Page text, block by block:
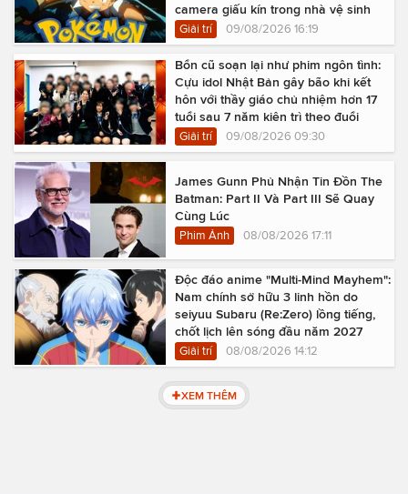
camera giấu kín trong nhà vệ sinh
Giải trí 09/08/2026 16:19
Bổn cũ soạn lại như phim ngôn tình:
Cựu idol Nhật Bản gây bão khi kết
hôn với thầy giáo chủ nhiệm hơn 17
tuổi sau 7 năm kiên trì theo đuổi
Giải trí 09/08/2026 09:30
James Gunn Phủ Nhận Tin Đồn The
Batman: Part II Và Part III Sẽ Quay
Cùng Lúc
Phim Ảnh 08/08/2026 17:11
Độc đáo anime "Multi-Mind Mayhem":
Nam chính sở hữu 3 linh hồn do
seiyuu Subaru (Re:Zero) lồng tiếng,
chốt lịch lên sóng đầu năm 2027
Giải trí 08/08/2026 14:12
XEM THÊM